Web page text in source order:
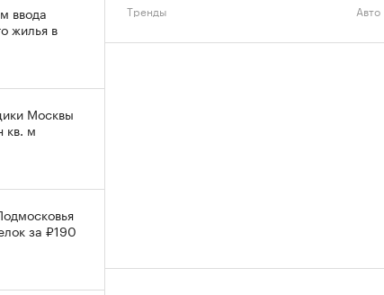
Тренды Авто
ввода
жилья в
Москвы
кв. м
за ₽190